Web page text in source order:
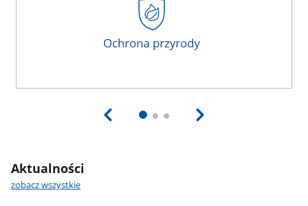
Aktualności
zobacz wszystkie